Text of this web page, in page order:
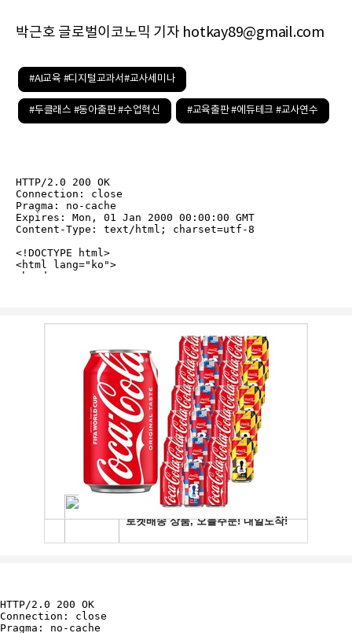
박근호 글로벌이코노믹 기자 hotkay89@gmail.com
#AI교육 #디지털교과서#교사세미나
#두클래스 #동아출판 #수업혁신 #교육출판 #에듀테크 #교사연수